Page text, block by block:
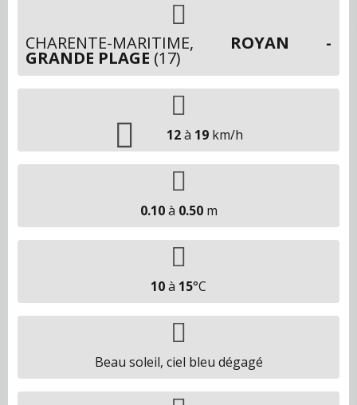
CHARENTE-MARITIME, ROYAN -
GRANDE PLAGE (17)
12à 19 km/h
0.10à 0.50m
10à 15°C
Beau soleil, ciel bleu dégagé